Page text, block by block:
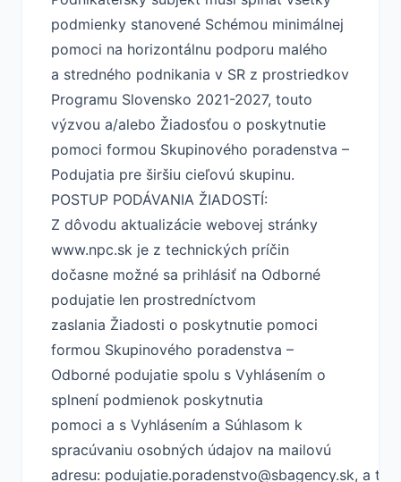
podmienky stanovené Schémou minimálnej
pomoci na horizontálnu podporu malého
a stredného podnikania v SR z prostriedkov
Programu Slovensko 2021-2027, touto
výzvou a/alebo Žiadosťou o poskytnutie
pomoci formou Skupinového poradenstva –
Podujatia pre širšiu cieľovú skupinu.
POSTUP PODÁVANIA ŽIADOSTÍ:
Z dôvodu aktualizácie webovej stránky
www.npc.sk je z technických príčin
dočasne možné sa prihlásiť na Odborné
podujatie len prostredníctvom
zaslania Žiadosti o poskytnutie pomoci
formou Skupinového poradenstva –
Odborné podujatie spolu s Vyhlásením o
splnení podmienok poskytnutia
pomoci a s Vyhlásením a Súhlasom k
spracúvaniu osobných údajov na mailovú
adresu: podujatie.poradenstvo@sbagency.sk, a to